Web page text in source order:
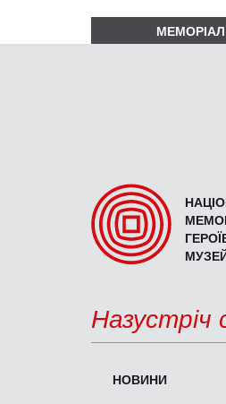
МЕМОРІАЛ
Назустріч
НОВИНИ